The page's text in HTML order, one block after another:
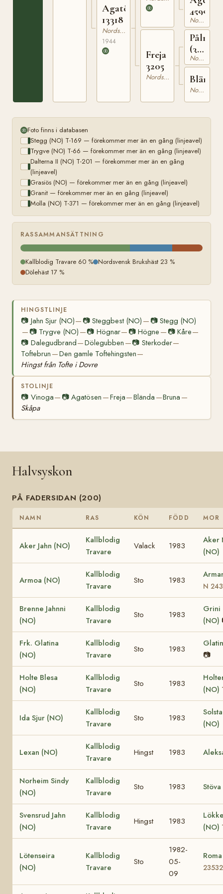
Agatösen
13318
Nordsvensk Brukshäst
1944
Freja
3205
Nordsvensk Brukshäst
4599
Nordsvensk Brukshäst
Pålman
(38)
V
432
Nordsvensk Brukshäst
Blända
Nordsvensk Brukshäst
Foto finns i databasen
Stegg (NO) T-169 — förekommer mer än en gång (linjeavel)
Trygve (NO) T-66 — förekommer mer än en gång (linjeavel)
Dalterna II (NO) T-201 — förekommer mer än en gång
(linjeavel)
Grasiös (NO) — förekommer mer än en gång (linjeavel)
Granit — förekommer mer än en gång (linjeavel)
Molla (NO) T-371 — förekommer mer än en gång (linjeavel)
RASSAMMANSÄTTNING
Kallblodig Travare 60 % Nordsvensk Brukshäst 23 %
Dölehäst 17 %
HINGSTLINJE
📷 Jahn Sjur (NO)— 📷Steggbest (NO) — 📷 Stegg (NO)
— 📷 Trygve (NO) —📷 Högnar— 📷Högne — 📷 Kåre—
📷 Dalegudbrand—Dölegubben —📷 Sterkoder—
Toftebrun —Den gamle Toftehingsten—
Hingst från Tofte i Dovre
STOLINJE
📷 Vinoga— 📷Agatösen —Freja—Blända —Bruna —
Skåpa
Halvsyskon
PÅ FADERSIDAN (200)
NAMN RAS KÖN FÖDD MOR
Aker Jahn (NO)
Kallblodig
Travare
Valack 1983
Aker
(NO)
Armoa (NO)
Kallblodig
Travare
Sto 1983
N
Brenne Jahnni
(NO)
Kallblodig
Travare
Sto 1983
Grini
(NO)
Frk. Glatina
(NO)
Kallblodig
Travare
Sto 1983
📷
Holte Blesa
(NO)
Kallblodig
Travare
Sto 1983
(NO)
Ida Sjur (NO)
Kallblodig
Travare
Sto 1983
(NO)
Lexan (NO)
Kallblodig
Travare
Hingst 1983
Norheim Sindy
(NO)
Kallblodig
Travare
Sto 1983
Svensrud Jahn
(NO)
Kallblodig
Travare
Hingst 1983
(NO)
Lötenseira
(NO)
Kallblodig
Travare
Sto
1982-
05-
09
23532